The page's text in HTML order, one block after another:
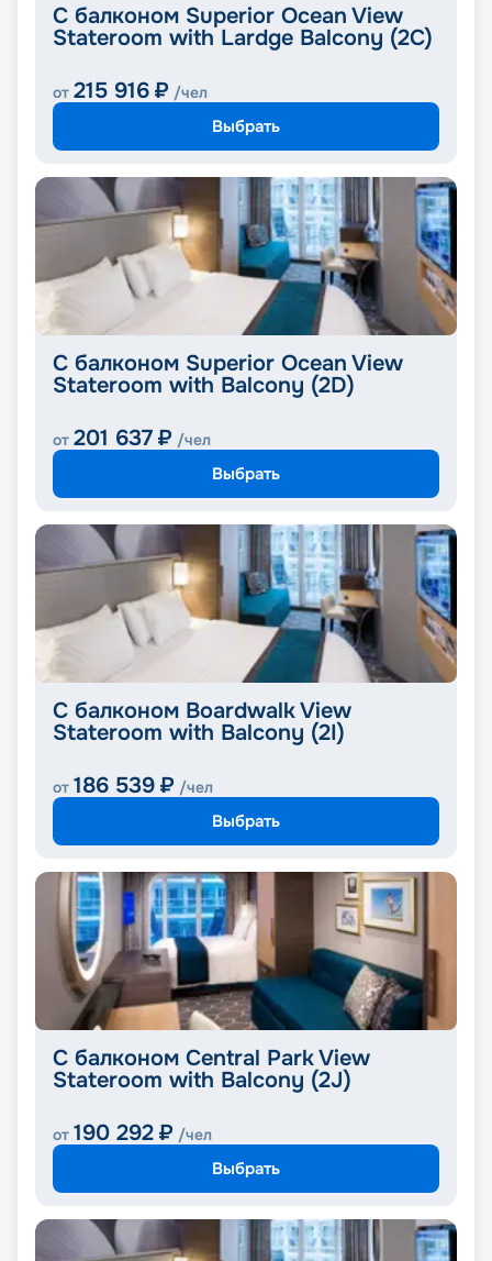
С балконом Superior Ocean View
Stateroom with Lardge Balcony (2C)
от 215 916 ₽ /чел
Выбрать
С балконом Superior Ocean View
Stateroom with Balcony (2D)
от 201 637 ₽ /чел
Выбрать
С балконом Boardwalk View
Stateroom with Balcony (2I)
от 186 539 ₽ /чел
Выбрать
С балконом Central Park View
Stateroom with Balcony (2J)
от 190 292 ₽ /чел
Выбрать